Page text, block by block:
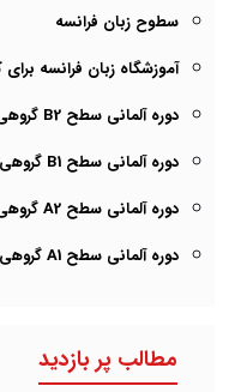
سطوح زبان فرانسه
آموزشگاه زبان فرانسه
دوره آلمانی سطح B2 گروهی
دوره آلمانی سطح B1 گروهی
دوره آلمانی سطح A2 گروهی
دوره آلمانی سطح A1 گروهی
مطالب پر بازدید